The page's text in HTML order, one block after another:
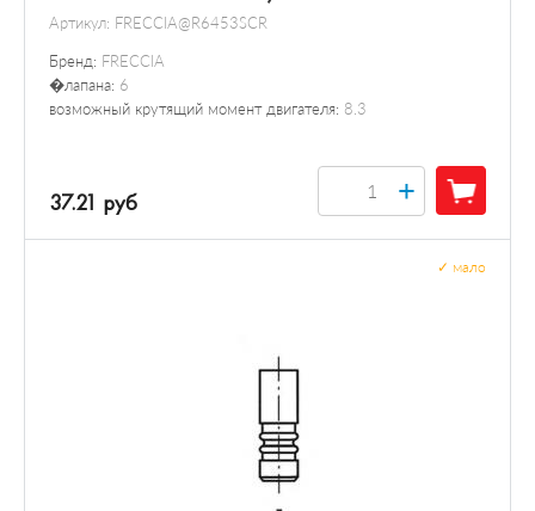
Артикул: FRECCIA@R6453SCR
Бренд: FRECCIA
�лапана: 6
возможный крутящий момент двигателя: 8.3
37.21 руб +
мало